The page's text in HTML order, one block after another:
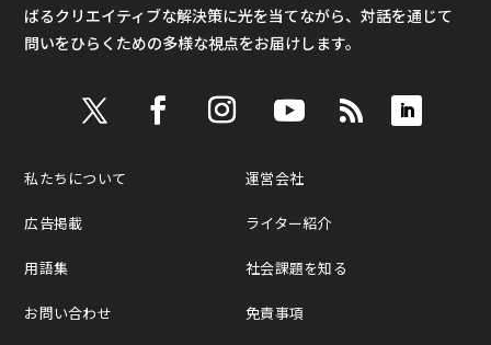
ばるクリエイティブな解決策に光を当てながら、対話を通じて
問いをひらくための多様な視点をお届けします。
私たちについて
広告掲載
用語集
お問い合わせ
運営会社
ライター紹介
社会課題を知る
免責事項